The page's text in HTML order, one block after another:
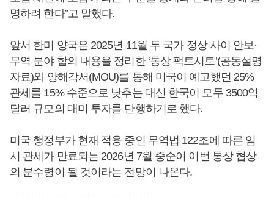
명하려 한다”고 말했다.
앞서 한미 양국은 2025년 11월 두 국가 정상 사이 안보·
무역 분야 합의 내용을 정리한 ‘통상 팩트시트’(공동설명
자료)와 양해각서(MOU)를 통해 미국이 예고했던 25%
관세를 15% 수준으로 낮추는 대신 한국이 모두 3500억
달러 규모의 대미 투자를 단행하기로 했다.
미국 행정부가 현재 적용 중인 무역법 122조에 따른 임
시 관세가 만료되는 2026년 7월 중순이 이번 통상 협상
의 분수령이 될 것이라는 전망이 나온다.